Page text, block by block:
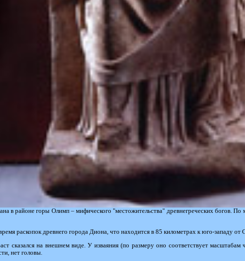
в районе горы Олимп – мифического "местожительства" древнегреческих богов. По
раскопок древнего города Диона, что находится в 85 километрах к юго-западу от
сказался на внешнем виде. У изваяния (по размеру оно соответствует масштабам
нет головы.